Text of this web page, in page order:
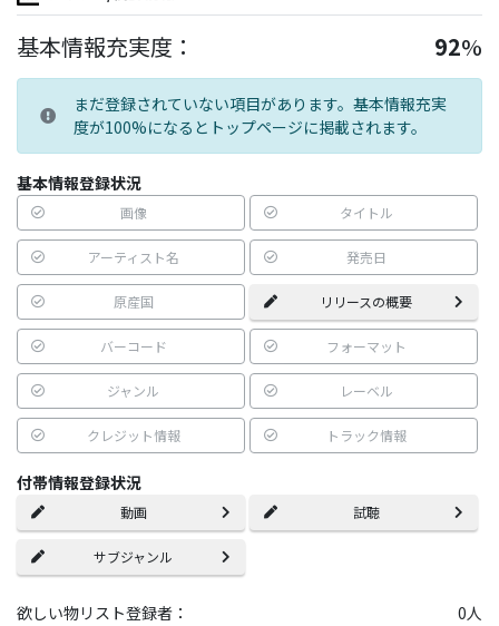
基本情報充実度： 92%
まだ登録されていない項目があります。基本情報充実
度が100%になるとトップページに掲載されます。
基本情報登録状況
画像 タイトル
アーティスト名 発売日
原産国 リリースの概要
バーコード フォーマット
ジャンル レーベル
クレジット情報 トラック情報
付帯情報登録状況
動画 試聴
サブジャンル
欲しい物リスト登録者： 0人